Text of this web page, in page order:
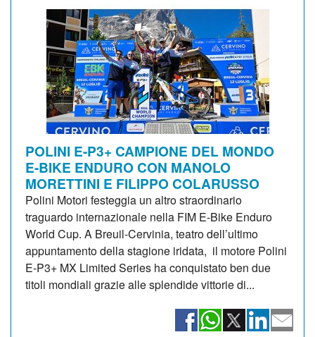
POLINI E-P3+ CAMPIONE DEL MONDO
E-BIKE ENDURO CON MANOLO
MORETTINI E FILIPPO COLARUSSO
Polini Motori festeggia un altro straordinario
traguardo internazionale nella FIM E-Bike Enduro
World Cup. A Breuil-Cervinia, teatro dell’ultimo
appuntamento della stagione iridata, il motore Polini
E-P3+ MX Limited Series ha conquistato ben due
titoli mondiali grazie alle splendide vittorie di...